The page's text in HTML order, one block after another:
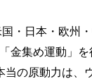
・日本・欧州
金集め運動」を
の原動力は、